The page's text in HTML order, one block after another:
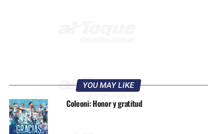
YOU MAY LIKE
Coleoni: Honor y gratitud